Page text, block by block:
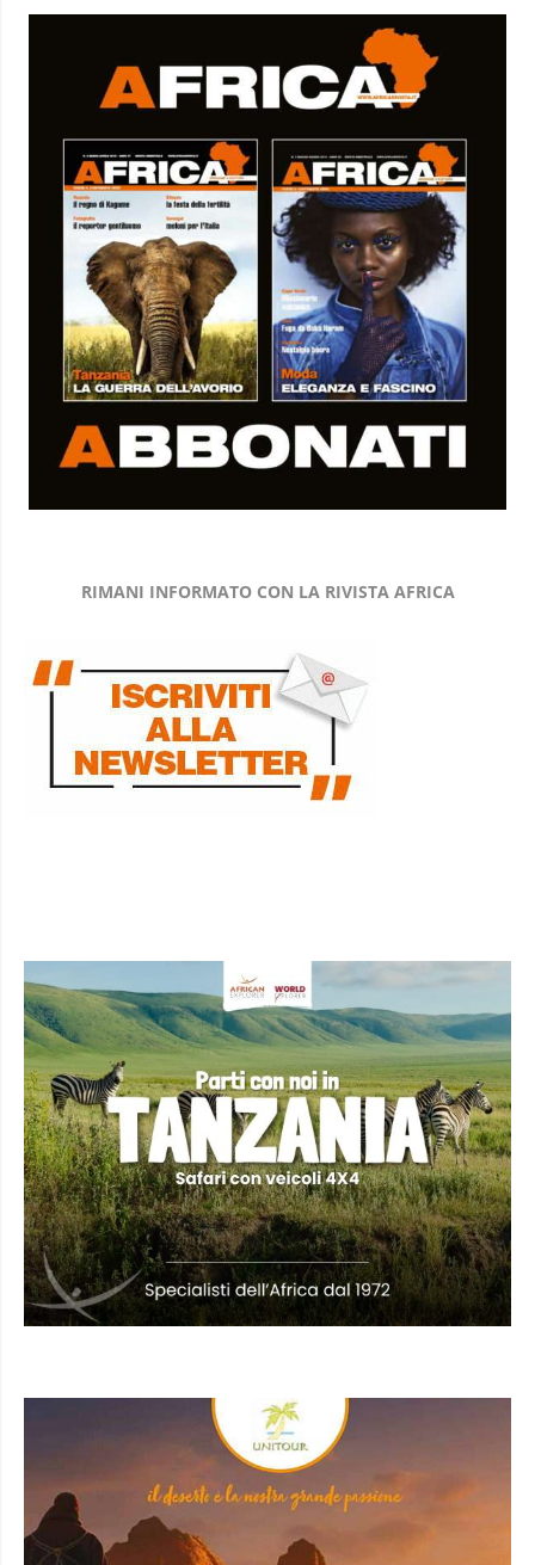
RIMANI INFORMATO CON LA RIVISTA AFRICA